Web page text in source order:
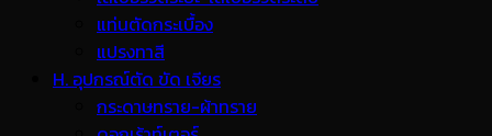
แท่นตัดกระเบื้อง
แปรงทาสี
H. อุปกรณ์ตัด ขัด เจียร
กระดาษทราย-ผ้าทราย